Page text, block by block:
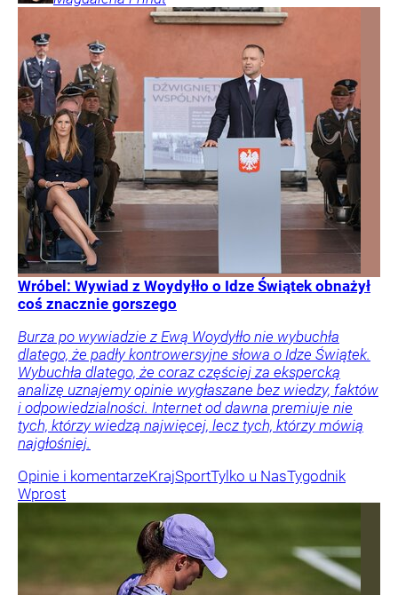
Wróbel: Wywiad z Woydyłło o Idze Świątek obnażył
coś znacznie gorszego
Burza po wywiadzie z Ewą Woydyłło nie wybuchła
dlatego, że padły kontrowersyjne słowa o Idze Świątek.
Wybuchła dlatego, że coraz częściej za ekspercką
analizę uznajemy opinie wygłaszane bez wiedzy, faktów
i odpowiedzialności. Internet od dawna premiuje nie
tych, którzy wiedzą najwięcej, lecz tych, którzy mówią
najgłośniej.
Opinie i komentarzeKrajSportTylko u NasTygodnik
Wprost